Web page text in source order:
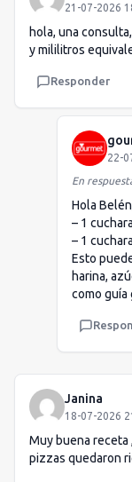
21-07-2026
hola, una
y mililitros
Responder
22-
En
Hola
– 1
– 1
Esto
harina,
como guía
Janina
18-07-2026
Muy buena receta
pizzas quedaron